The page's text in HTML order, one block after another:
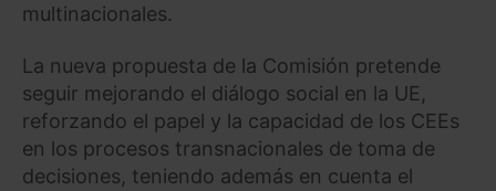
multinacionales.
La nueva propuesta de la Comisión pretende
seguir mejorando el diálogo social en la UE,
reforzando el papel y la capacidad de los CEEs
en los procesos transnacionales de toma de
decisiones, teniendo además en cuenta el